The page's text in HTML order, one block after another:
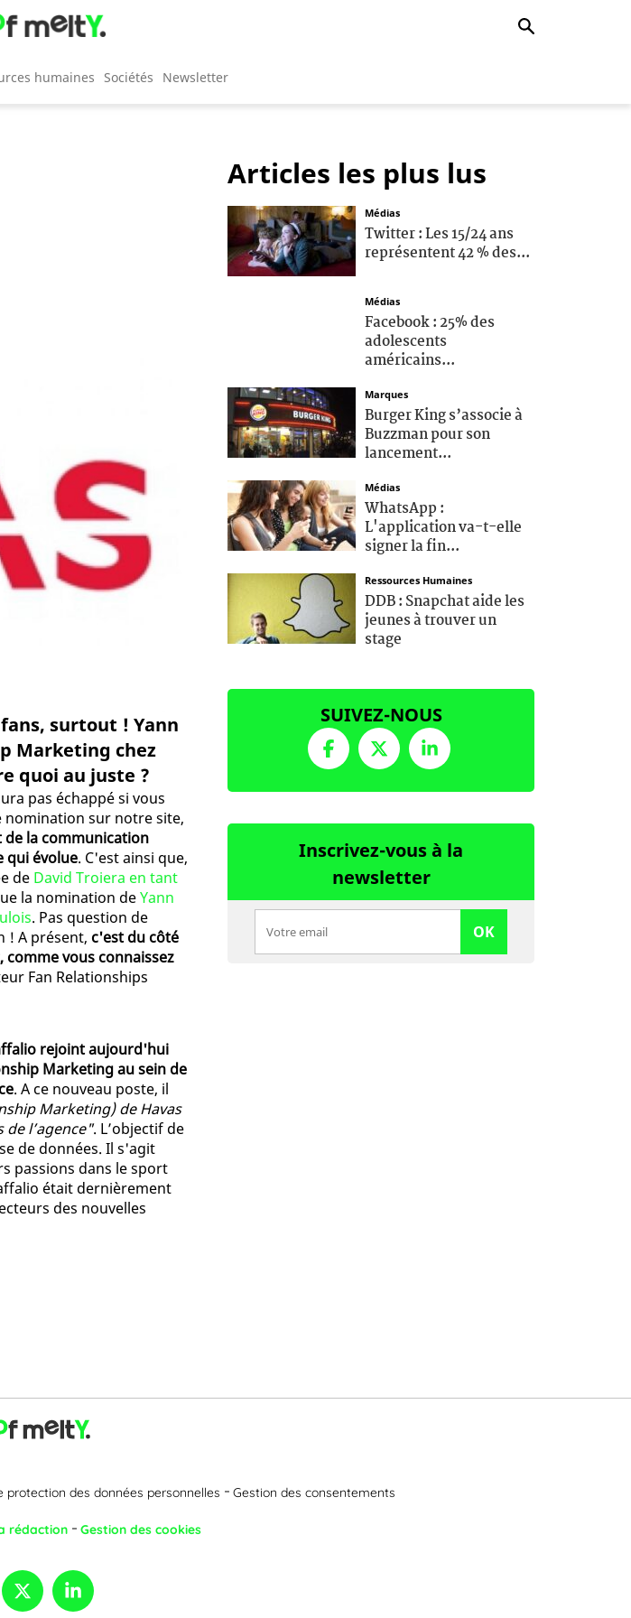
humaines Sociétés Newsletter
surtout ! Yann
Marketing chez
quoi au juste ?
pas échappé si vous
nomination sur notre site,
la communication
qui évolue. C'est ainsi que,
de David Troiera en tant
la nomination deYann
. Pas question de
! A présent, c'est du côté
vous connaissez
Fan Relationships
rejoint aujourd'hui
Marketing au sein de
. A ce nouveau poste, il
Marketing) de Havas
l’agence". L’objectif de
de données. Il s'agit
passions dans le sport
était dernièrement
des nouvelles
Articles les plus lus
Médias
Twitter : Les 15/24 ans
représentent 42 % des...
Médias
Facebook : 25% des
adolescents
américains...
Marques
Burger King s’associe à
Buzzman pour son
lancement...
Médias
WhatsApp :
L'application va-t-elle
signer la fin...
Ressources Humaines
DDB : Snapchat aide les
jeunes à trouver un
stage
SUIVEZ-NOUS
Inscrivez-vous à la
newsletter
OK
protection des données personnelles Gestion des consentements
rédaction Gestion des cookies